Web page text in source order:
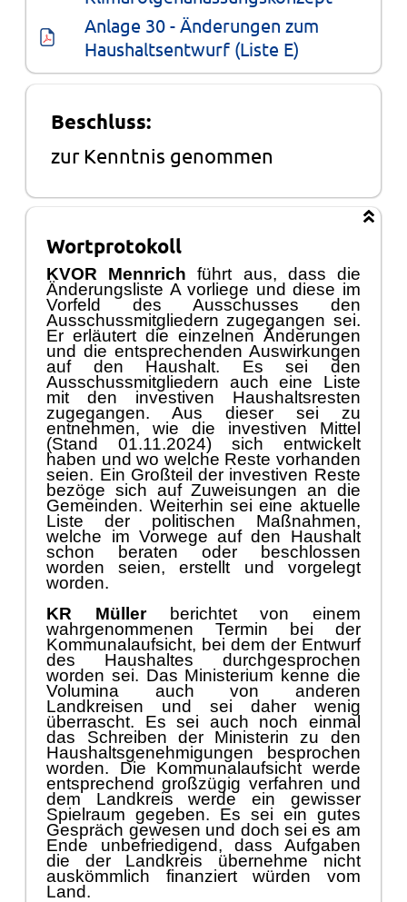
Anlage 30 - Änderungen zum
Haushaltsentwurf (Liste E)
Beschluss:
zur Kenntnis genommen
Wortprotokoll
KVOR Mennrich führt aus, dass die
Änderungsliste A vorliege und diese im
Vorfeld des Ausschusses den
Ausschussmitgliedern zugegangen sei.
Er erläutert die einzelnen Änderungen
und die entsprechenden Auswirkungen
auf den Haushalt. Es sei den
Ausschussmitgliedern auch eine Liste
mit den investiven Haushaltsresten
zugegangen. Aus dieser sei zu
entnehmen, wie die investiven Mittel
(Stand 01.11.2024) sich entwickelt
haben und wo welche Reste vorhanden
seien. Ein Großteil der investiven Reste
bezöge sich auf Zuweisungen an die
Gemeinden. Weiterhin sei eine aktuelle
Liste der politischen Maßnahmen,
welche im Vorwege auf den Haushalt
schon
beraten oder
beschlossen
worden seien, erstellt und vorgelegt
worden.
KR Mü llerberichtet von einem
wahrgenommenen Termin bei der
Kommunalaufsicht, bei dem der Entwurf
des Haushaltes durchgesprochen
worden sei. Das Ministerium kenne die
Volumina auch von anderen
Landkreisen und sei daher wenig
überrascht. Es sei auch noch einmal
das Schreiben der Ministerin zu den
Haushaltsgenehmigungen besprochen
worden. Die Kommunalaufsicht werde
entsprechend großzügig verfahren und
dem Landkreis werde ein gewisser
Spielraum gegeben. Es sei ein gutes
Gespräch gewesen und doch sei es am
Ende unbefriedigend, dass Aufgaben
die der Landkreis übernehme nicht
auskömmlich finanziert würden vom
Land.